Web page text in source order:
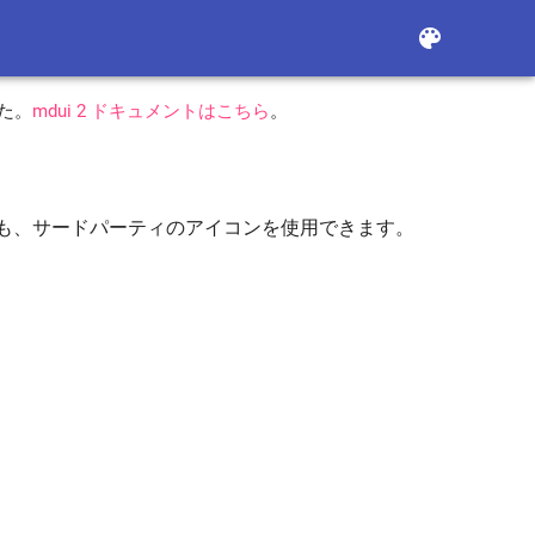
color_lens
。 mdui 2 ドキュメントはこちら。
サードパーティのアイコンを使用できます。